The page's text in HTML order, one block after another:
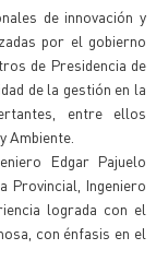
de innovación y
por el gobierno
de Presidencia de
de la gestión en la
entre ellos
Ambiente.
Edgar Pajuelo
Provincial, Ingeniero
lograda con el
con énfasis en el